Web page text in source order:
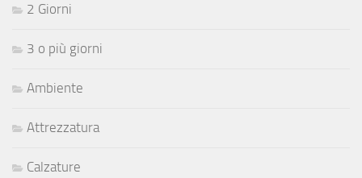
2 Giorni
3 o più giorni
Ambiente
Attrezzatura
Calzature